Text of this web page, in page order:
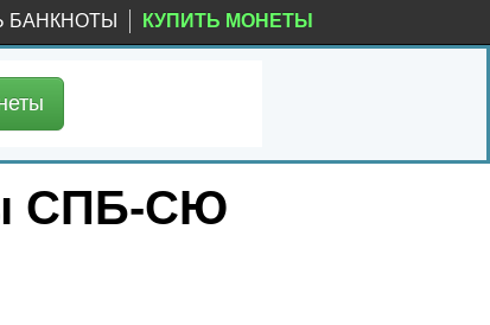
БАНКНОТЫ КУПИТЬ МОНЕТЫ
СПБ-СЮ